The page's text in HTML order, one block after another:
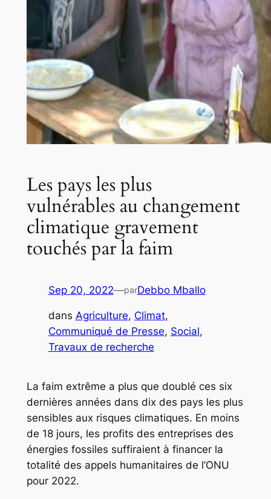
Les pays les plus
vulnérables au changement
climatique gravement
touchés par la faim
Sep 20, 2022—parDebbo Mballo
dans Agriculture, Climat
Communiqué de Presse, Social
Travaux de recherche
La faim extrême a plus que doublé ces six
dernières années dans dix des pays les plus
sensibles aux risques climatiques. En moins
de 18 jours, les profits des entreprises des
énergies fossiles suffiraient à financer la
totalité des appels humanitaires de l’ONU
pour 2022.